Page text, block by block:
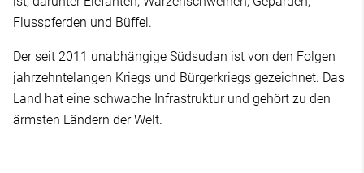
Flusspferden und Büffel.
Der seit 2011 unabhängige Südsudan ist von den Folgen
jahrzehntelangen Kriegs und Bürgerkriegs gezeichnet. Das
Land hat eine schwache Infrastruktur und gehört zu den
ärmsten Ländern der Welt.